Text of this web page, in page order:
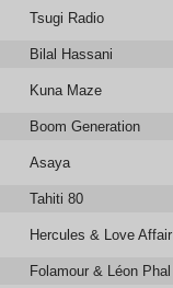
Tsugi Radio
Bilal Hassani
Kuna Maze
Boom Generation
Asaya
Tahiti 80
Hercules & Love Affair
Folamour & Léon Phal